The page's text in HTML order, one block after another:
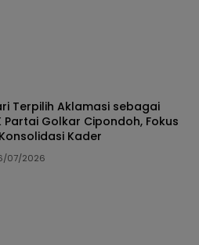
Terpilih Aklamasi sebagai
Partai Golkar Cipondoh, Fokus
Kader
07/2026